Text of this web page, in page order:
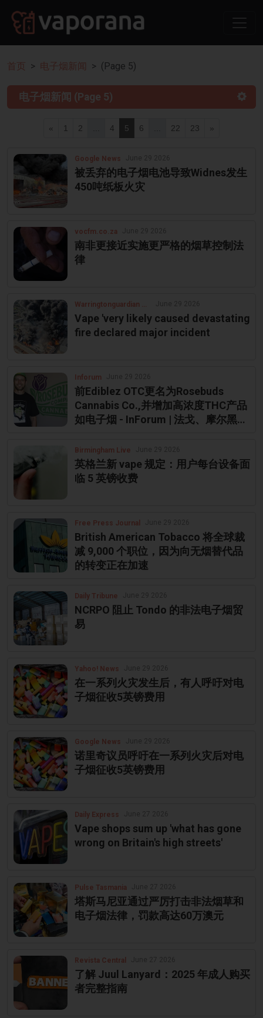
首页 电子烟新闻 (Page 5)
电子烟新闻 (Page 5)
« 1 2 4 5 6 22 23 »
Google News
被丢弃的电子烟电池导致Widnes发生
450吨纸板火灾
vocfm.co.za
南非更接近实施更严格的烟草控制法
律
Warringtonguardian Co Uk
Vape 'very likely caused devastating
fire declared major incident
Inforum
前Ediblez OTC更名为Rosebuds
Cannabis Co.,并增加高浓度THC产品
如电子烟 - InForum | 法戈、摩尔黑德
Birmingham Live
英格兰新 vape 规定：用户每台设备面
临 5 英镑收费
Free Press Journal
British American Tobacco 将全球裁
减 9,000 个职位，因为向无烟替代品
的转变正在加速
Daily Tribune
NCRPO 阻止 Tondo 的非法电子烟贸
易
Yahoo! News
在一系列火灾发生后，有人呼吁对电
子烟征收5英镑费用
Google News
诺里奇议员呼吁在一系列火灾后对电
子烟征收5英镑费用
Daily Express
Vape shops sum up 'what has gone
wrong on Britain's high streets'
Pulse Tasmania
塔斯马尼亚通过严厉打击非法烟草和
电子烟法律，罚款高达60万澳元
Revista Central
了解 Juul Lanyard：2025 年成人购买
者完整指南